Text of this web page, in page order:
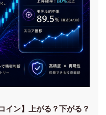
イン】上がる？下がる？